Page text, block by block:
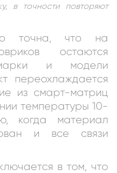
в точности повторяют
точна, что на
остаются
и модели
переохлаждается
из смарт-матриц
температуры 10-
когда материал
и все связи
в том, что